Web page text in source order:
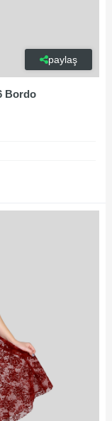
paylaş
Bordo